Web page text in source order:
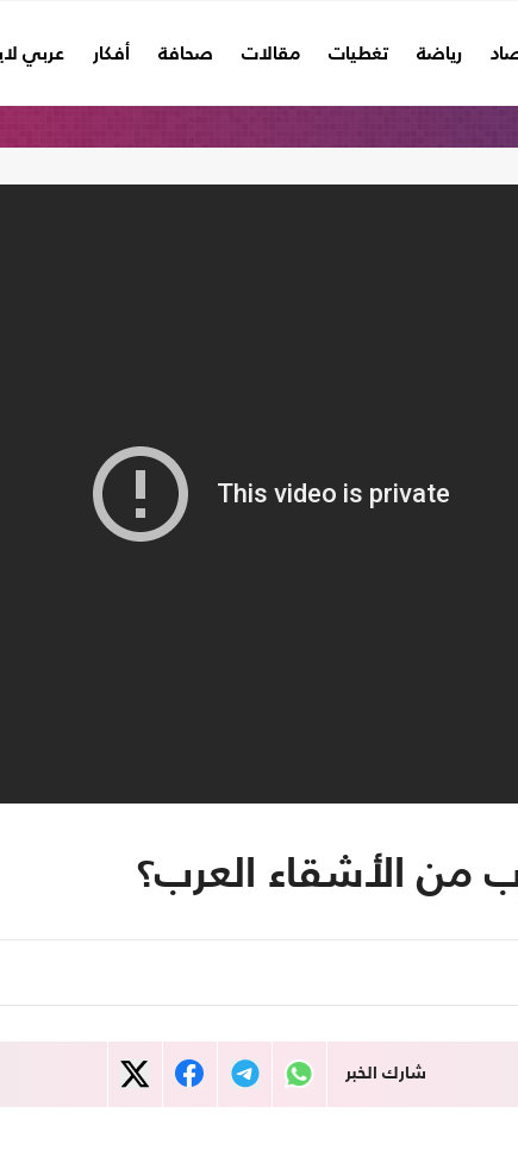
رياضة تغطيات مقالات صحافة أفكار عربي
من الأشقاء العرب؟
شارك الخبر